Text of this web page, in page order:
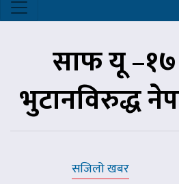
साफ यू –१७
भुटानविरुद्ध
सजिलो खबर